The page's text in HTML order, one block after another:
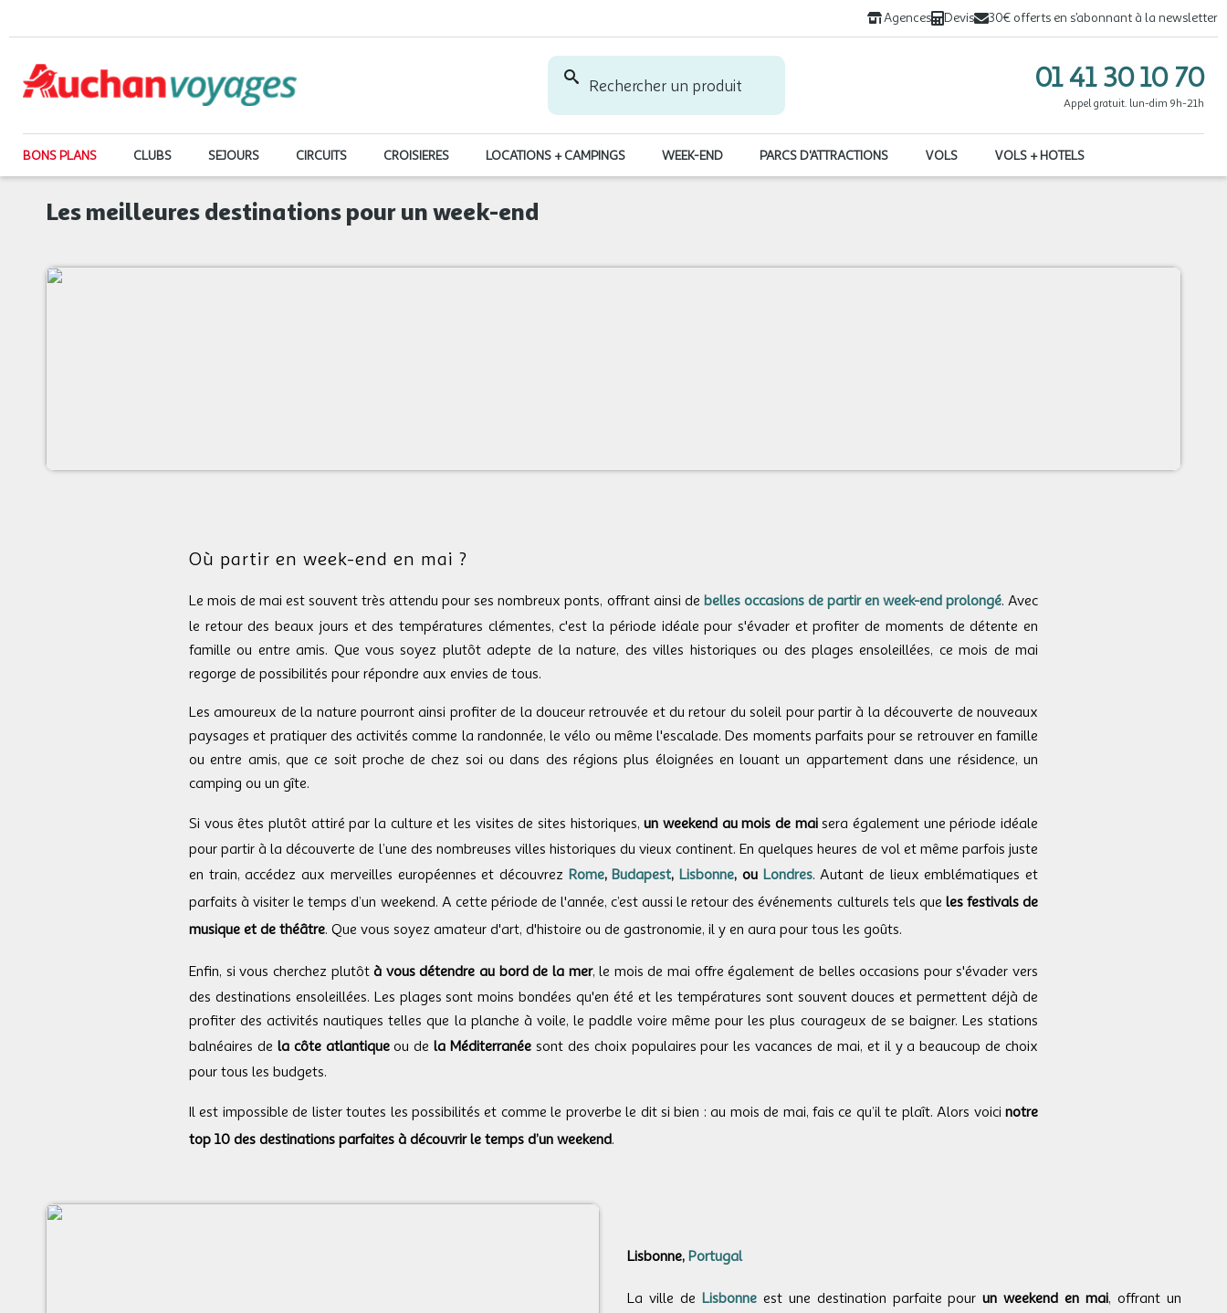
Agences Devis 30€ offerts en s’abonnant à la newsletter
Rechercher un produit 01 41 30 10 70
Appel gratuit. lun-dim 9h-21h
BONS PLANS CLUBS SEJOURS CIRCUITS CROISIERES LOCATIONS + CAMPINGS WEEK-END PARCS D'ATTRACTIONS VOLS VOLS + HOTELS
Les meilleures destinations pour un week-end
Où partir en week-end en mai ?
Le mois de mai est souvent très attendu pour ses nombreux ponts, offrant ainsi de belles occasions de partir en week-end prolongé. Avec
le retour des beaux jours et des températures clémentes, c'est la période idéale pour s'évader et profiter de moments de détente en
famille ou entre amis. Que vous soyez plutôt adepte de la nature, des villes historiques ou des plages ensoleillées, ce mois de mai
regorge de possibilités pour répondre aux envies de tous.
Les amoureux de la nature pourront ainsi profiter de la douceur retrouvée et du retour du soleil pour partir à la découverte de nouveaux
paysages et pratiquer des activités comme la randonnée, le vélo ou même l'escalade. Des moments parfaits pour se retrouver en famille
ou entre amis, que ce soit proche de chez soi ou dans des régions plus éloignées en louant un appartement dans une résidence, un
camping ou un gîte.
Si vous êtes plutôt attiré par la culture et les visites de sites historiques,un weekend au mois de maisera également une période idéale
pour partir à la découverte de l’une des nombreuses villes historiques du vieux continent. En quelques heures de vol et même parfois juste
en train, accédez aux merveilles européennes et découvrez Rome,Budapest,Lisbonne, ou Londres. Autant de lieux emblématiques et
parfaits à visiter le temps d’un weekend. A cette période de l'année, c’est aussi le retour des événements culturels tels que les festivals de
musique et de théâtre. Que vous soyez amateur d'art, d'histoire ou de gastronomie, il y en aura pour tous les goûts.
Enfin, si vous cherchez plutôtà vous détendre au bord de la mer, le mois de mai offre également de belles occasions pour s'évader vers
des destinations ensoleillées. Les plages sont moins bondées qu'en été et les températures sont souvent douces et permettent déjà de
profiter des activités nautiques telles que la planche à voile, le paddle voire même pour les plus courageux de se baigner. Les stations
balnéaires de la côte atlantiqueou dela Méditerranée sont des choix populaires pour les vacances de mai, et il y a beaucoup de choix
pour tous les budgets.
Il est impossible de lister toutes les possibilités et comme le proverbe le dit si bien : au mois de mai, fais ce qu’il te plaît. Alors voici notre
top 10 des destinations parfaites à découvrir le temps d’un weekend.
Lisbonne, Portugal
La ville de Lisbonneest une destination parfaite pourun weekend en mai, offrant un